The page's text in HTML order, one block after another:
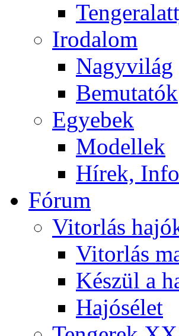
Irodalom
Nagyvilág
Bemutatók
Egyebek
Modellek
Hírek,
Fórum
Vitorlás
Vitorlás
Készül a
Hajósélet